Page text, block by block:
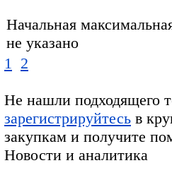
Начальная
не указано
1 2
Не нашли подходящего
зарегистрируйтесь в
закупкам и получите
Новости и аналитика